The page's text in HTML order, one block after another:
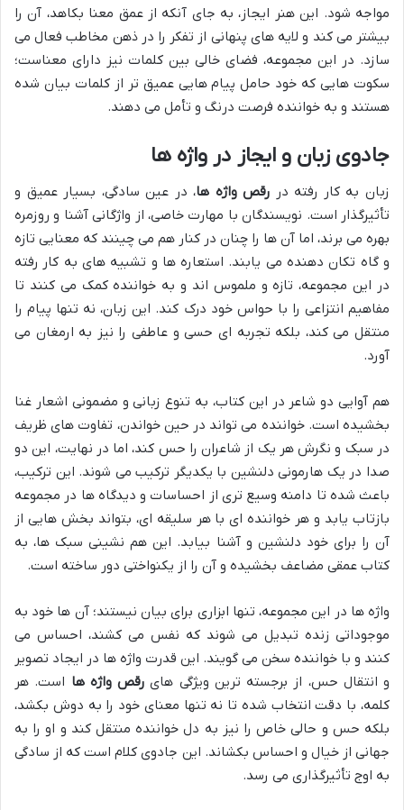
مواجه شود. این هنر ایجاز، به جای آنکه از عمق معنا بکاهد، آن را
بیشتر می کند و لایه های پنهانی از تفکر را در ذهن مخاطب فعال می
سازد. در این مجموعه، فضای خالی بین کلمات نیز دارای معناست؛
سکوت هایی که خود حامل پیام هایی عمیق تر از کلمات بیان شده
هستند و به خواننده فرصت درنگ و تأمل می دهند.
جادوی زبان و ایجاز در واژه ها
زبان به کار رفته در رقص واژه ها، در عین سادگی، بسیار عمیق و
تأثیرگذار است. نویسندگان با مهارت خاصی، از واژگانی آشنا و روزمره
بهره می برند، اما آن ها را چنان در کنار هم می چینند که معنایی تازه
و گاه تکان دهنده می یابند. استعاره ها و تشبیه های به کار رفته
در این مجموعه، تازه و ملموس اند و به خواننده کمک می کنند تا
مفاهیم انتزاعی را با حواس خود درک کند. این زبان، نه تنها پیام را
منتقل می کند، بلکه تجربه ای حسی و عاطفی را نیز به ارمغان می
آورد.
هم آوایی دو شاعر در این کتاب، به تنوع زبانی و مضمونی اشعار غنا
بخشیده است. خواننده می تواند در حین خواندن، تفاوت های ظریف
در سبک و نگرش هر یک از شاعران را حس کند، اما در نهایت، این دو
صدا در یک هارمونی دلنشین با یکدیگر ترکیب می شوند. این ترکیب،
باعث شده تا دامنه وسیع تری از احساسات و دیدگاه ها در مجموعه
بازتاب یابد و هر خواننده ای با هر سلیقه ای، بتواند بخش هایی از
آن را برای خود دلنشین و آشنا بیابد. این هم نشینی سبک ها، به
کتاب عمقی مضاعف بخشیده و آن را از یکنواختی دور ساخته است.
واژه ها در این مجموعه، تنها ابزاری برای بیان نیستند؛ آن ها خود به
موجوداتی زنده تبدیل می شوند که نفس می کشند، احساس می
کنند و با خواننده سخن می گویند. این قدرت واژه ها در ایجاد تصویر
و انتقال حس، از برجسته ترین ویژگی های رقص واژه ها است. هر
کلمه، با دقت انتخاب شده تا نه تنها معنای خود را به دوش بکشد،
بلکه حس و حالی خاص را نیز به دل خواننده منتقل کند و او را به
جهانی از خیال و احساس بکشاند. این جادوی کلام است که از سادگی
به اوج تأثیرگذاری می رسد.